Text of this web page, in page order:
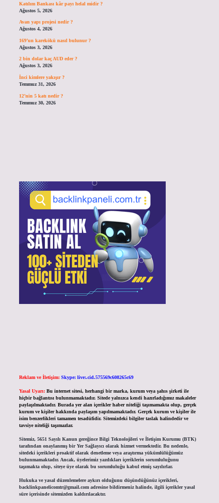
Katılım Bankası kâr payı helal midir ?
Ağustos 5, 2026
Avan yapı projesi nedir ?
Ağustos 4, 2026
169’un karekökü nasıl bulunur ?
Ağustos 3, 2026
2 bin dolar kaç AUD eder ?
Ağustos 3, 2026
İnci kimlere yakışır ?
Temmuz 31, 2026
12’nin 5 katı nedir ?
Temmuz 30, 2026
Reklam ve İletişim: Skype: live:.cid.575569c608265c69
Yasal Uyarı: Bu internet sitesi, herhangi bir marka, kurum veya şahıs şirketi ile
hiçbir bağlantısı bulunmamaktadır. Sitede yalnızca kendi hazırladığımız makaleler
paylaşılmaktadır. Burada yer alan içerikler haber niteliği taşımamakta olup, gerçek
kurum ve kişiler hakkında paylaşım yapılmamaktadır. Gerçek kurum ve kişiler ile
isim benzerlikleri tamamen tesadüfidir. Sitemizdeki bilgiler taslak halindedir ve
tavsiye niteliği taşımazlar.
Sitemiz, 5651 Sayılı Kanun gereğince Bilgi Teknolojileri ve İletişim Kurumu (BTK)
tarafından onaylanmış bir Yer Sağlayıcı olarak hizmet vermektedir. Bu nedenle,
sitedeki içerikleri proaktif olarak denetleme veya araştırma yükümlülüğümüz
bulunmamaktadır. Ancak, üyelerimiz yazdıkları içeriklerin sorumluluğunu
taşımakta olup, siteye üye olarak bu sorumluluğu kabul etmiş sayılırlar.
Hukuka ve yasal düzenlemelere aykırı olduğunu düşündüğünüz içerikleri,
backlinkpanelicomtr@gmail.comadresine bildirmeniz halinde, ilgili içerikler yasal
süre içerisinde sitemizden kaldırılacaktır.